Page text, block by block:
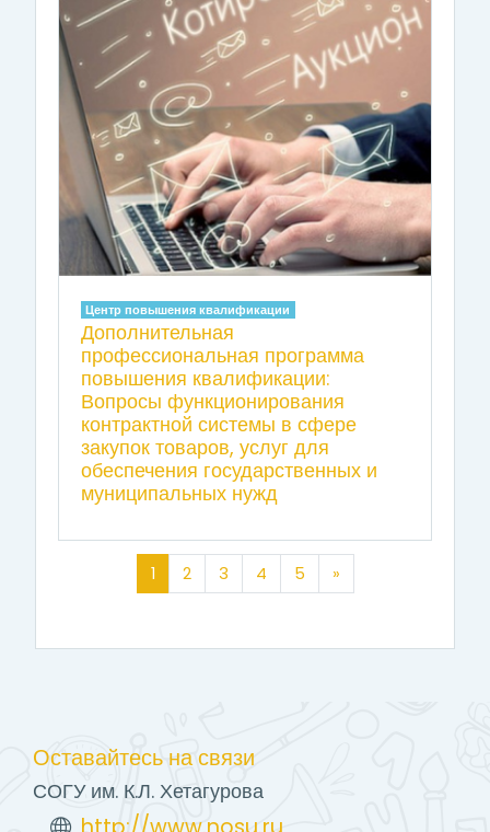
Центр повышения квалификации
Дополнительная
профессиональная программа
повышения квалификации:
Вопросы функционирования
контрактной системы в сфере
закупок товаров, услуг для
обеспечения государственных и
муниципальных нужд
1(текущая)
2 3 4 5 »Далее
Оставайтесь на связи
СОГУ им. К.Л. Хетагурова